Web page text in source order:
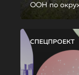
ООН по
СПЕЦПРОЕКТ